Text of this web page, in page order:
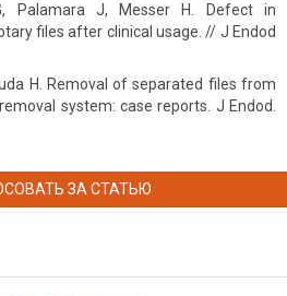
Palamara J, Messer H. Defect in
files after clinical usage. // J Endod
H. Removal of separated files from
system: case reports. J Endod.
ЗА СТАТЬЮ